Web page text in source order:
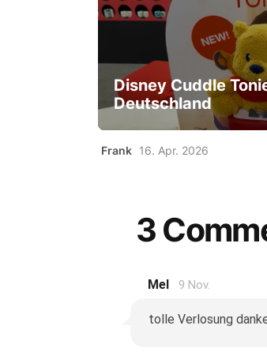
Disney Cuddle
Deutschland
Frank 16. Apr. 2026
3
Mel 9 Nov.
tolle Verlosung